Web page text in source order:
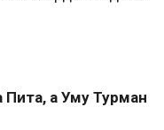
а Уму Турман